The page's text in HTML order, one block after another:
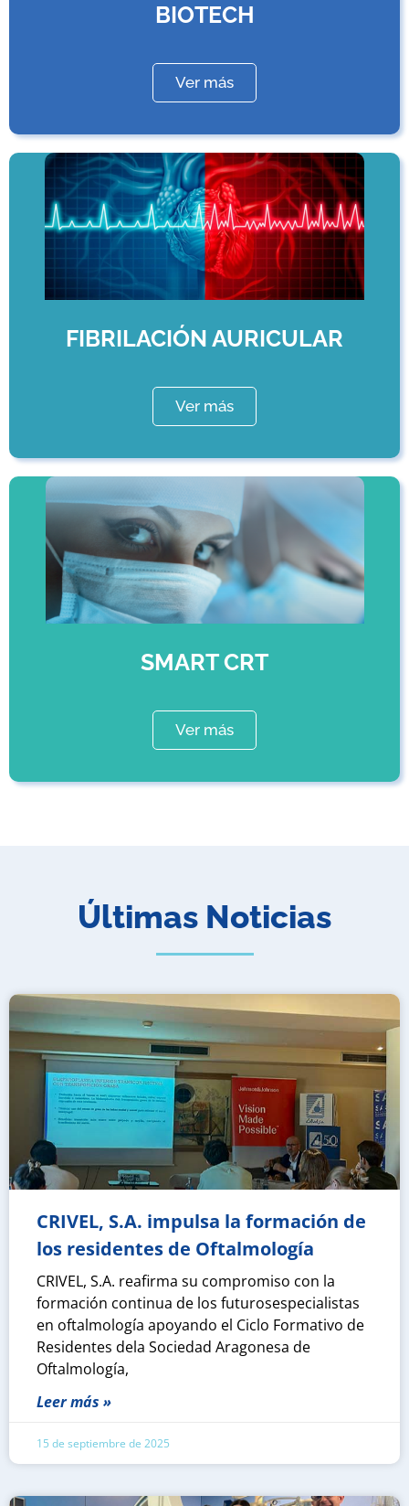
BIOTECH
Ver más
FIBRILACIÓN AURICULAR
Ver más
SMART CRT
Ver más
Últimas Noticias
CRIVEL, S.A. impulsa la formación de
los residentes de Oftalmología
CRIVEL, S.A. reafirma su compromiso con la
formación continua de los futurosespecialistas
en oftalmología apoyando el Ciclo Formativo de
Residentes dela Sociedad Aragonesa de
Oftalmología,
Leer más »
15 de septiembre de 2025